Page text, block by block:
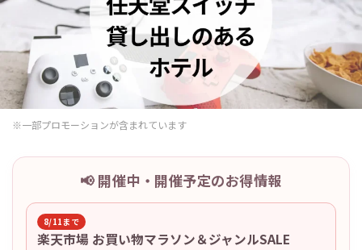
※一部プロモーションが含まれています
📢 開催中・開催予定のお得情報
8/11まで
楽天市場 お買い物マラソン＆ジャンルSALE